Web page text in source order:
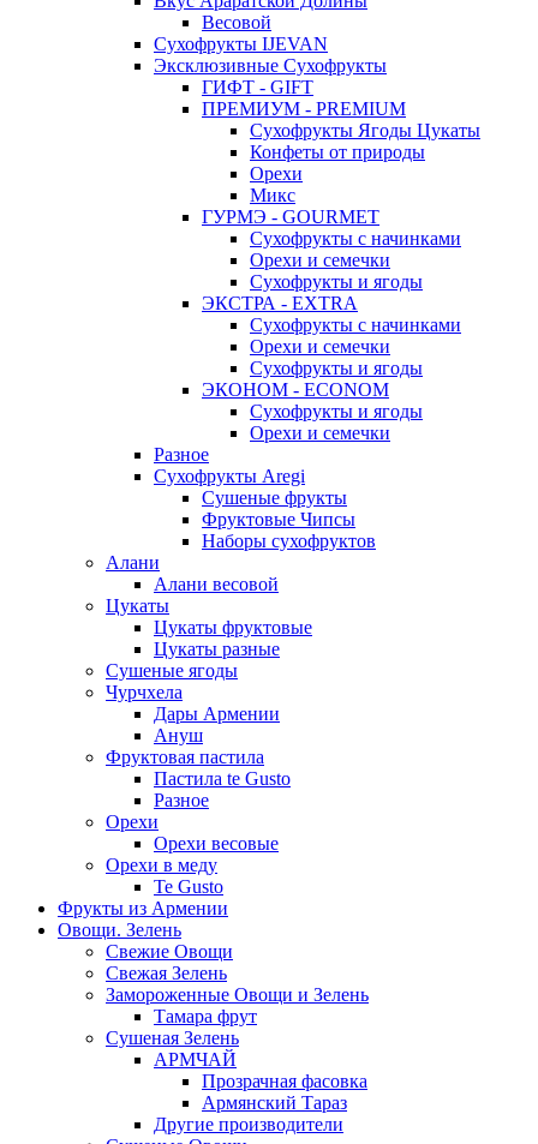
Весовой
Сухофрукты IJEVAN
Эксклюзивные Сухофрукты
ГИФТ - GIFT
ПРЕМИУМ - PREMIUM
Сухофрукты Ягоды Цукаты
Конфеты от природы
Орехи
Микс
ГУРМЭ - GOURMET
Сухофрукты с начинками
Орехи и семечки
Сухофрукты и ягоды
ЭКСТРА - EXTRA
Сухофрукты с начинками
Орехи и семечки
Сухофрукты и ягоды
ЭКОНОМ - ECONOM
Сухофрукты и ягоды
Орехи и семечки
Разное
Сухофрукты Aregi
Сушеные фрукты
Фруктовые Чипсы
Наборы сухофруктов
Алани
Алани весовой
Цукаты
Цукаты фруктовые
Цукаты разные
Сушеные ягоды
Чурчхела
Дары Армении
Ануш
Фруктовая пастила
Пастила te Gusto
Разное
Орехи
Орехи весовые
Орехи в меду
Te Gusto
Фрукты из Армении
Овощи. Зелень
Свежие Овощи
Свежая Зелень
Замороженные Овощи и Зелень
Тамара фрут
Сушеная Зелень
АРМЧАЙ
Прозрачная фасовка
Армянский Тараз
Другие производители